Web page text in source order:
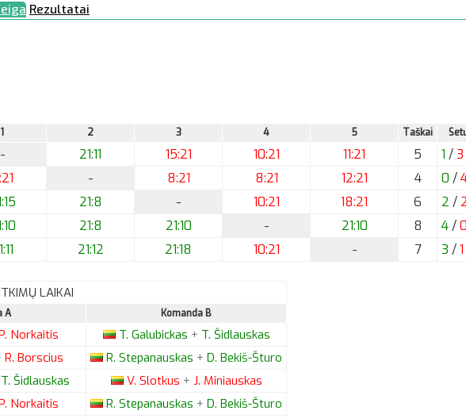
Rezultatai
1 2 3 4 5 Taškai
- 21:11 15:21 10:21 11:21 5 1 /3
- 8:21 8:21 12:21 4 0 /
21:8 - 10:21 18:21 6 2 /
21:8 21:10 - 21:10 8 4/0
21:12 21:18 10:21 - 7 3 /1
LAIKAI
A Komanda B
Norkaitis T. Galubickas + T. Šidlauskas
R. Borscius R. Stepanauskas + D. Bekiš-Šturo
T. Šidlauskas V. Slotkus + J. Miniauskas
Norkaitis R. Stepanauskas + D. Bekiš-Šturo